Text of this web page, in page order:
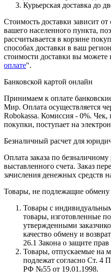
Курьерская доставка до
Стоимость доставки зависит от
вашего населенного пункта,
рассчитывается в корзине
способах доставки в ваш
стоимости доставки вы можете
оплате".
Банковской картой онлайн
Принимаем к оплате
Мир. Оплата осуществляется
Robokassa. Комиссия - 0%.
покупки, поступает на
Безналичный расчет для
Оплата заказа по
выставленного счета. Заказ
зачисления денежных средств
Товары, не подлежащие обмену
Товары с
товары, изготовленные
утвержденными
качество обмену и
26.1 Закона о защите
Товары, отпускаемые на
подлежат согласно Ст. 4
РФ №55 от 19.01.1998.